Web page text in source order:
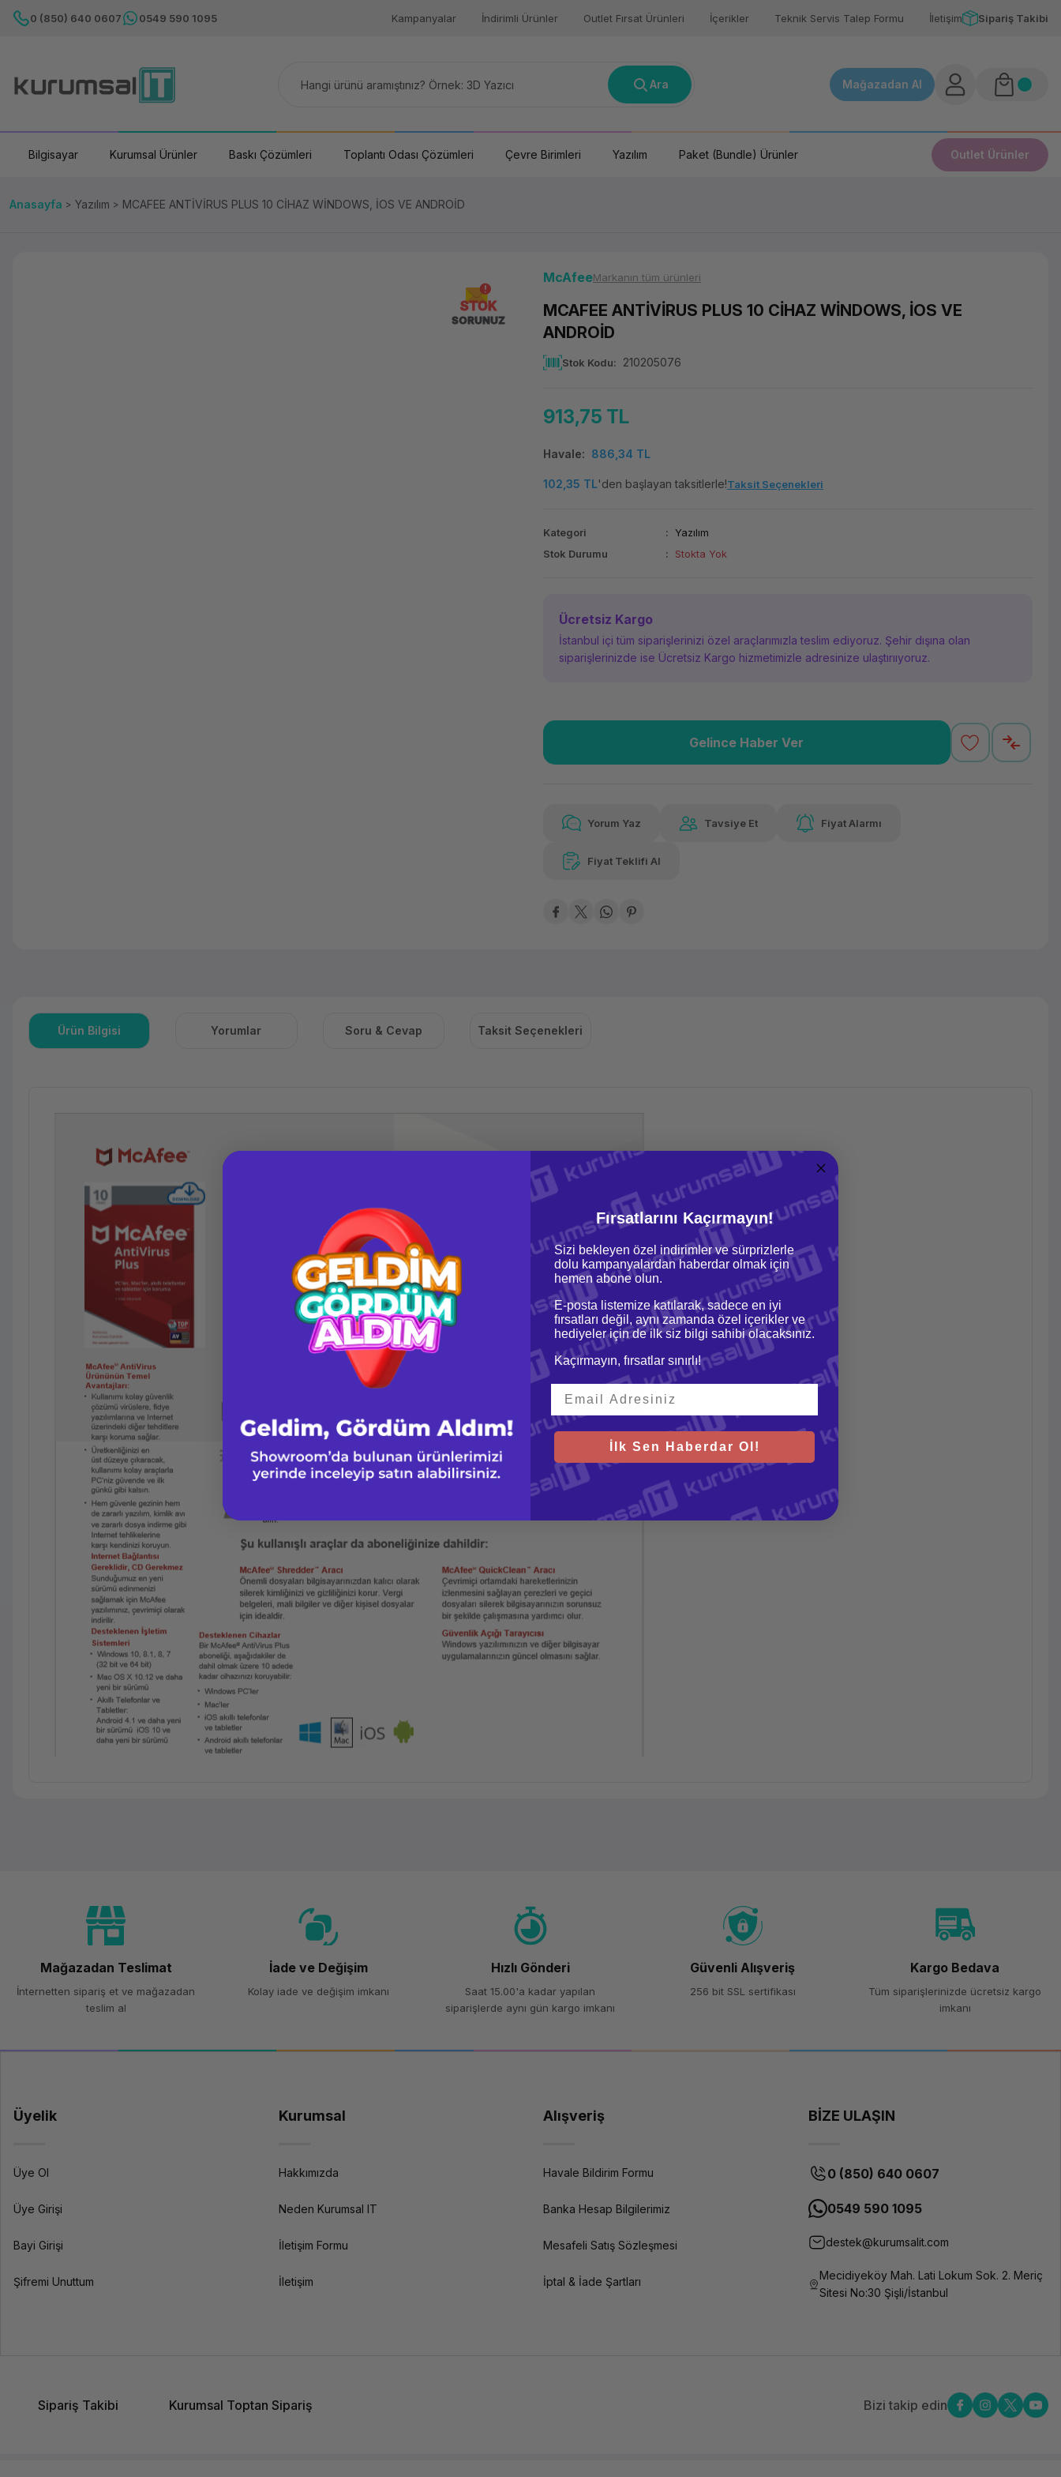
0 (850) 640 0607 0549 590 1095 Kampanyalar İndirimli Ürünler Outlet Fırsat Ürünleri İçerikler Teknik Servis Talep Formu İletişim Sipariş Takibi
Ara Mağazadan Al
Bilgisayar Kurumsal Ürünler Baskı Çözümleri Toplantı Odası Çözümleri Çevre Birimleri Yazılım Paket (Bundle) Ürünler Outlet Ürünler
Anasayfa Yazılım MCAFEE ANTİVİRUS PLUS 10 CİHAZ WİNDOWS, İOS VE ANDROİD
STOK
SORUNUZ
McAfeeMarkanın tüm ürünleri
MCAFEE ANTİVİRUS PLUS 10 CİHAZ WİNDOWS, İOS VE
ANDROİD
Stok Kodu 210205076
913,75 TL
Havale 886,34 TL
102,35 TL'den başlayan taksitlerle!Taksit Seçenekleri
Kategori
Yazılım
Stok Durumu
Stokta Yok
Ücretsiz Kargo
İstanbul içi tüm siparişlerinizi özel araçlarımızla teslim ediyoruz. Şehir dışına olan
siparişlerinizde ise Ücretsiz Kargo hizmetimizle adresinize ulaştırııyoruz.
102,35 TL
Gelince Haber Ver
Yorum Yaz Tavsiye Et Fiyat Alarmı
Fiyat Teklifi Al
Ürün Bilgisi Yorumlar Soru & Cevap Taksit Seçenekleri
Mağazadan Teslimat
İnternetten sipariş et ve mağazadan
teslim al
İade ve Değişim
Kolay iade ve değişim imkanı
Hızlı Gönderi
Saat 15.00'a kadar yapılan
siparişlerde aynı gün kargo imkanı
Güvenli Alışveriş
256 bit SSL sertifikası
Kargo Bedava
Tüm siparişlerinizde ücretsiz kargo
imkanı
Üyelik
Üye Ol
Üye Girişi
Bayi Girişi
Şifremi Unuttum
Kurumsal
Hakkımızda
Neden Kurumsal IT
İletişim Formu
İletişim
Alışveriş
Havale Bildirim Formu
Banka Hesap Bilgilerimiz
Mesafeli Satış Sözleşmesi
İptal & İade Şartları
BİZE ULAŞIN
0 (850) 640 0607
0549 590 1095
destek@kurumsalit.com
Mecidiyeköy Mah. Lati Lokum Sok. 2. Meriç
Sitesi No:30 Şişli/İstanbul
Sipariş Takibi Kurumsal Toptan Sipariş Bizi takip edin
Fırsatlarını Kaçırmayın!
Sizi bekleyen özel indirimler ve sürprizlerle
dolu kampanyalardan haberdar olmak için
hemen abone olun.
E-posta listemize katılarak, sadece en iyi
fırsatları değil, aynı zamanda özel içerikler ve
hediyeler için de ilk siz bilgi sahibi olacaksınız.
Kaçırmayın, fırsatlar sınırlı!
İlk Sen Haberdar Ol!